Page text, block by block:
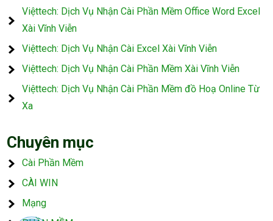
Việttech: Dịch Vụ Nhận Cài Phần Mềm Office Word Excel
Xài Vĩnh Viễn
Việttech: Dịch Vụ Nhận Cài Excel Xài Vĩnh Viễn
Việttech: Dịch Vụ Nhận Cài Phần Mềm Xài Vĩnh Viễn
Việttech: Dịch Vụ Nhận Cài Phần Mềm đồ Hoạ Online Từ
Xa
Chuyên mục
Cài Phần Mềm
CÀI WIN
Mạng